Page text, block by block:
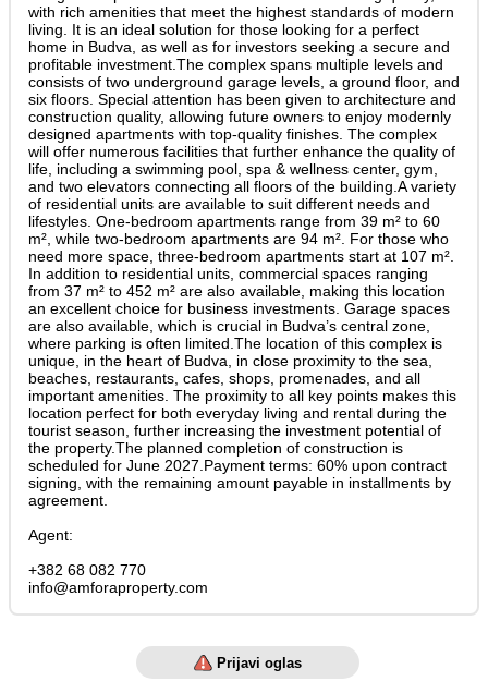
with rich amenities that meet the highest standards of modern
living. It is an ideal solution for those looking for a perfect
home in Budva, as well as for investors seeking a secure and
profitable investment.The complex spans multiple levels and
consists of two underground garage levels, a ground floor, and
six floors. Special attention has been given to architecture and
construction quality, allowing future owners to enjoy modernly
designed apartments with top-quality finishes. The complex
will offer numerous facilities that further enhance the quality of
life, including a swimming pool, spa & wellness center, gym,
and two elevators connecting all floors of the building.A variety
of residential units are available to suit different needs and
lifestyles. One-bedroom apartments range from 39 m² to 60
m², while two-bedroom apartments are 94 m². For those who
need more space, three-bedroom apartments start at 107 m².
In addition to residential units, commercial spaces ranging
from 37 m² to 452 m² are also available, making this location
an excellent choice for business investments. Garage spaces
are also available, which is crucial in Budva’s central zone,
where parking is often limited.The location of this complex is
unique, in the heart of Budva, in close proximity to the sea,
beaches, restaurants, cafes, shops, promenades, and all
important amenities. The proximity to all key points makes this
location perfect for both everyday living and rental during the
tourist season, further increasing the investment potential of
the property.The planned completion of construction is
scheduled for June 2027.Payment terms: 60% upon contract
signing, with the remaining amount payable in installments by
agreement.
Agent:
+382 68 082 770
info@amforaproperty.com
Prijavi oglas